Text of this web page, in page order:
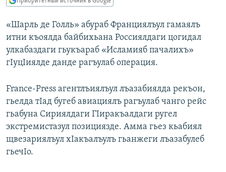
Вернутся
поиску
КАВКАЗ.РЕАЛИИ
СЕВЕР.РЕАЛИИ
СИБИРЬ.РЕАЛИИ
РАСПИСАНИЕ ВЕЩАНИЯ
СОЦИАЛЬНЫЕ СЕТИ
«Шарль де Голль» абураб Франциялъул гамаялъ
итни къоялда байбихьана Россиялдаги цогидал
улкабаздаги гьукъараб «Исламияб пачалихъ»
гIуцIиялде данде рагъулаб операция.
France-Press агентлъиялъул лъазабиялда рекъон,
гьелда тIад бугеб авиациялъ рагъулаб чанго рейс
гьабуна Сириялдаги ГIиракъалдаги ругел
экстремистазул позициязде. Амма гьез кьабиял
щвезариялъул хIакъалъулъ гьанжеги лъазабулеб
гьечIо.